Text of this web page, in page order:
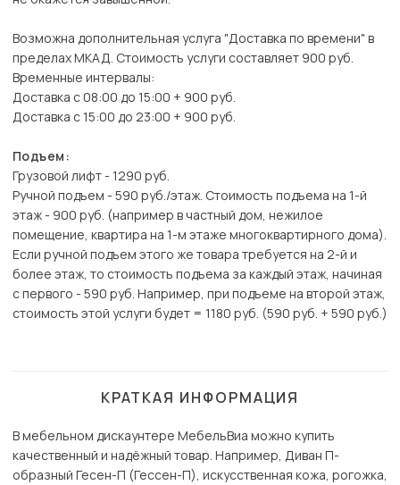
Возможна дополнительная услуга "Доставка по времени" в
пределах МКАД. Стоимость услуги составляет 900 руб.
Временные интервалы:
Доставка с 08:00 до 15:00 + 900 руб.
Доставка с 15:00 до 23:00 + 900 руб.
Подъем:
Грузовой лифт - 1290 руб.
Ручной подъем - 590 руб./этаж. Стоимость подъема на 1-й
этаж - 900 руб. (например в частный дом, нежилое
помещение, квартира на 1-м этаже многоквартирного дома).
Если ручной подъем этого же товара требуется на 2-й и
более этаж, то стоимость подъема за каждый этаж, начиная
с первого - 590 руб. Например, при подъеме на второй этаж,
стоимость этой услуги будет = 1180 руб. (590 руб. + 590 руб.)
КРАТКАЯ ИНФОРМАЦИЯ
В мебельном дискаунтере МебельВиа можно купить
качественный и надёжный товар. Например, Диван П-
образный Гесен-П (Гессен-П), искусственная кожа, рогожка,